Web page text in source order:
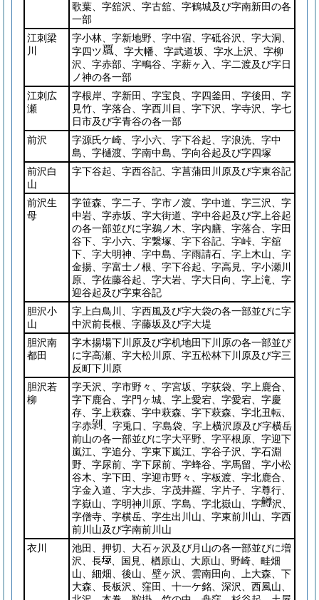
歌葉、字舘沢、字古舘、字鶴城及び字南新田の各
一部
江刺梁
川
字小林、字新地野、字中宿、字砥谷沢、字大洞、
字四ツ
、字大幡、字武道坂、字水上沢、字柳
沢、字赤部、字鴫谷、字薪ヶ入、字二渡及び字日
ノ神の各一部
江刺広
瀬
字根岸、字新田、字宝良、字四釜田、字後田、字
見竹、字落合、字西川目、字下沢、字寺沢、字七
日市及び字青谷の各一部
前沢
字源氏ケ崎、字小六、字下谷起、字浪洗、字中
島、字樋渡、字南中島、字向谷起及び字四塚
前沢白
山
字下谷起、字西谷記、字菖蒲田川原及び字東谷記
前沢生
母
字笹森、字二子、字市ノ渡、字中道、字三沢、字
中岩、字赤坂、字大街道、字中谷起及び字上谷起
の各一部並びに字鵜ノ木、字内膳、字落合、字田
谷下、字小六、字繋塚、字下谷記、字峠、字舘
下、字大明神、字中島、字雨請石、字上木山、字
金揚、字富士ノ根、字下谷起、字高見、字小瀬川
原、字佐藤谷起、字大岩、字大日向、字上滝、字
迎谷起及び字東谷記
胆沢小
山
字上白鳥川、字西風及び字大袋の各一部並びに字
中沢前長根、字藤坂及び字大堤
胆沢南
都田
字木揚場下川原及び字机地田下川原の各一部並び
に字高瀬、字大松川原、字五松林下川原及び字三
反町下川原
胆沢若
柳
字天沢、字市野々、字宮坂、字荻袋、字上鹿合、
字下鹿合、字門ヶ城、字上愛宕、字愛宕、字慶
存、字上萩森、字中萩森、字下萩森、字北丑転、
字赤
、字兎口、字島袋、字上横沢原及び字横岳
前山の各一部並びに字大平野、字平根原、字迎下
嵐江、字追分、字東下嵐江、字谷子沢、字石淵
野、字尿前、字下尿前、字蜂谷、字馬留、字小松
谷木、字下田、字迎市野々、字板渡、字北鹿合、
字金入道、字大歩、字茂井羅、字片子、字尊行、
字嶽山、字明神川原、字島、字北嶽山、字
沢、
字僧寺、字横岳、字生出川山、字東前川山、字西
前川山及び字南前川山
衣川
池田、押切、大石ヶ沢及び月山の各一部並びに増
沢、長
、国見、楢原山、大原山、野崎、畦畑
山、細畑、後山、壁ヶ沢、雲南田向、上大森、下
大森、長板沢、窪田、十一ケ銘、深沢、西風山、